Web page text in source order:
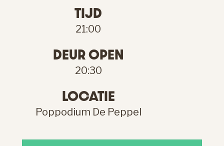
TIJD
21:00
DEUR OPEN
20:30
LOCATIE
Poppodium De Peppel